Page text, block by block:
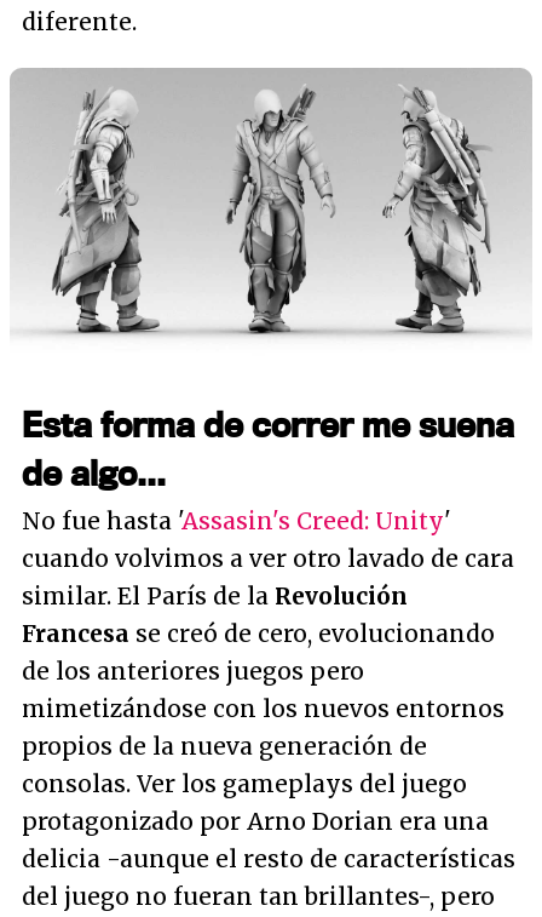
diferente.
Esta forma de correr me suena
de algo...
No fue hasta 'Assasin's Creed: Unity'
cuando volvimos a ver otro lavado de cara
similar. El París de la Revolución
Francesa se creó de cero, evolucionando
de los anteriores juegos pero
mimetizándose con los nuevos entornos
propios de la nueva generación de
consolas. Ver los gameplays del juego
protagonizado por Arno Dorian era una
delicia -aunque el resto de características
del juego no fueran tan brillantes-, pero